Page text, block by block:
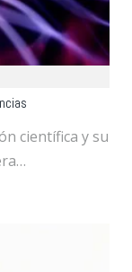
científica y su